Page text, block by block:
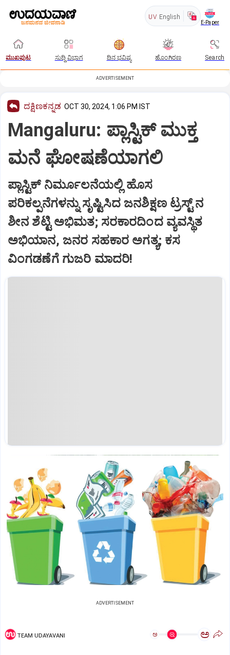
UV English
E-Paper
ಮುಖಪುಟ ಸುದ್ದಿ ವಿಭಾಗ ದಿನ ಭವಿಷ್ಯ ಹೊಂಗಿರಣ Search
ADVERTISEMENT
ದಕ್ಷಿಣಕನ್ನಡ OCT 30, 2024, 1:06 PM IST
Mangaluru: ಪ್ಲಾಸ್ಟಿಕ್‌ ಮುಕ್ತ
ಮನೆ ಘೋಷಣೆಯಾಗಲಿ
ಪ್ಲಾಸ್ಟಿಕ್‌ ನಿರ್ಮೂಲನೆಯಲ್ಲಿ ಹೊಸ
ಪರಿಕಲ್ಪನೆಗಳನ್ನು ಸೃಷ್ಟಿಸಿದ ಜನಶಿಕ್ಷಣ ಟ್ರಸ್ಟ್‌ ನ
ಶೀನ ಶೆಟ್ಟಿ ಅಭಿಮತ; ಸರಕಾರದಿಂದ ವ್ಯವಸ್ಥಿತ
ಅಭಿಯಾನ, ಜನರ ಸಹಕಾರ ಅಗತ್ಯ; ಕಸ
ವಿಂಗಡಣೆಗೆ ಗುಜರಿ ಮಾದರಿ!
ADVERTISEMENT
TEAM UDAYAVANI ಅ ಅ